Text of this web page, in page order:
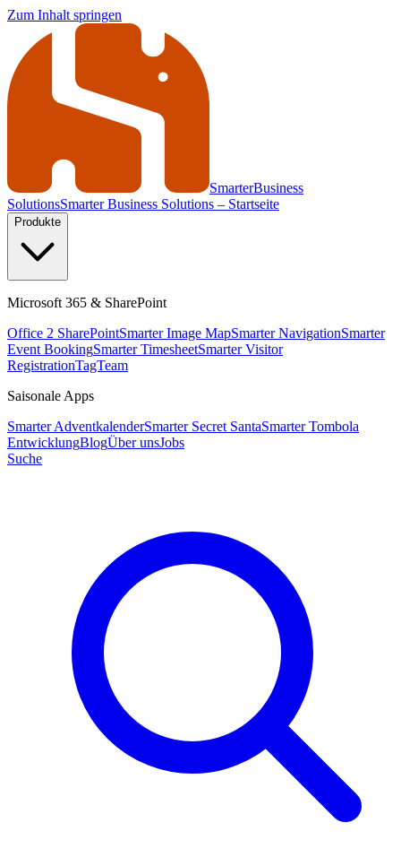
Zum Inhalt springen
SmarterBusiness
SolutionsSmarter Business Solutions – Startseite
Produkte
Microsoft 365 & SharePoint
Office 2 SharePointSmarter Image MapSmarter NavigationSmarter
Event BookingSmarter TimesheetSmarter Visitor
RegistrationTagTeam
Saisonale Apps
Smarter AdventkalenderSmarter Secret SantaSmarter Tombola
EntwicklungBlogÜber unsJobs
Suche